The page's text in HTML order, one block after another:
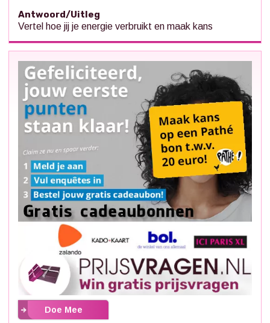
Antwoord/Uitleg
Vertel hoe jij je energie verbruikt en maak kans
Doe Mee